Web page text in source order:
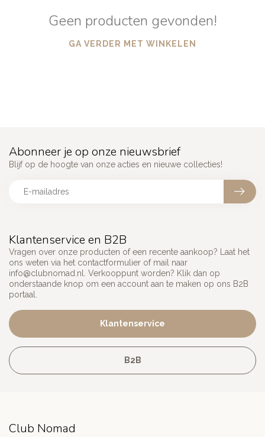
Geen producten gevonden!
GA VERDER MET WINKELEN
Klantenservice en B2B
Vragen over onze producten of een recente aankoop? Laat het
ons weten via het contactformulier of mail naar
info@clubnomad.nl
. Verkooppunt worden? Klik dan op
onderstaande knop om een account aan te maken op ons B2B
portaal.
Klantenservice
B2B
Abonneer je op onze nieuwsbrief
Blijf op de hoogte van onze acties en nieuwe collecties!
Club Nomad